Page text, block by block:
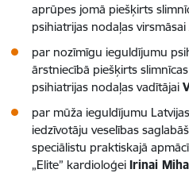
aprūpes jomā piešķirts
psihiatrijas nodaļas virsmāsai
par nozīmīgu ieguldījumu
ārstniecībā piešķirts
psihiatrijas nodaļas vadītājai
par mūža ieguldījumu
iedzīvotāju veselības
speciālistu praktiskajā
„Elite” kardioloģei Irinai